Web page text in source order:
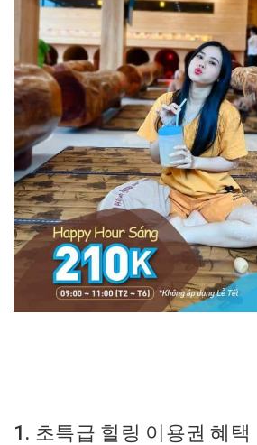
1. 초특급 힐링 이용권 혜택